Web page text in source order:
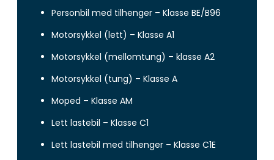
Personbil med tilhenger – Klasse BE/B96
Motorsykkel (lett) – Klasse A1
Motorsykkel (mellomtung) – klasse A2
Motorsykkel (tung) – Klasse A
Moped – Klasse AM
Lett lastebil – Klasse C1
Lett lastebil med tilhenger – Klasse C1E